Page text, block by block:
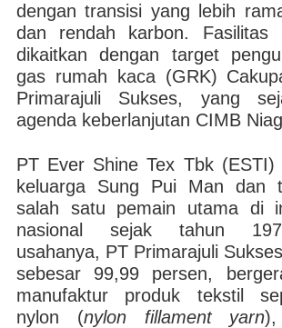
dengan transisi yang lebih
dan rendah karbon. Fasilitas
dikaitkan dengan target
gas rumah kaca (GRK)
Primarajuli Sukses, yang
agenda keberlanjutan CIMB
PT Ever Shine Tex Tbk (ESTI)
keluarga Sung Pui Man dan
salah satu pemain utama di
nasional sejak tahun
usahanya, PT Primarajuli
sebesar 99,99 persen,
manufaktur produk tekstil
nylon (nylon fillament yarn